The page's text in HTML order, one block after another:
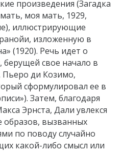
произведения (Загадка
моя мать, 1929,
иллюстрирующие
изложенную в
(1920). Речь идет о
свое начало в
Пьеро ди Козимо,
сформулировал ее в
Затем, благодаря
Эрнста, Дали увлекся
образов, вызванных
по поводу случайно
какой-либо смысл или